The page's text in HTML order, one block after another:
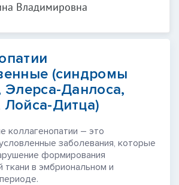
Владимировна
(синдромы
Элерса-Данлоса,
Дитца)
коллагенопатии – это
заболевания, которые
формирования
ткани в эмбриональном и